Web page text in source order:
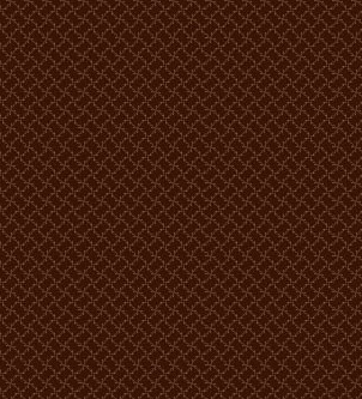
5
2 paturi, televizor, telefon, frigider.
2
2 paturi, televizor, telefon, frigider.
persoana.
persoane.
persoane.
persoane.